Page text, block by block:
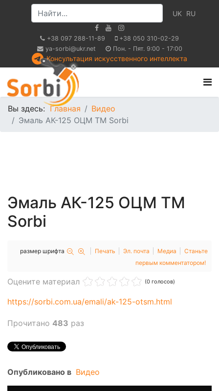
UK RU
+38 097 288-11-89
+38 050 310-02-29
ya-sorbi@ukr.net
Пон. - Пят. 9:00 - 17:00
Консультация искусственного интеллекта
Вы здесь:Главная
Видео
Эмаль АК-125 ОЦМ TM Sorbi
Эмаль АК-125 ОЦМ TM
Sorbi
размер шрифта Печать Эл. почта Медиа
Станьте
первым комментатором!
Оцените материал (0 голосов)
https://sorbi.com.ua/emali/ak-125-otsm.html
Прочитано 483 раз
Опубликовано в Видео